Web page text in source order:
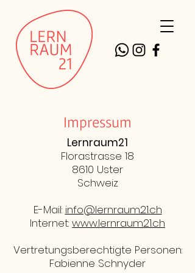
Impressum
Lernraum21
Florastrasse 18
8610 Uster
Schweiz
E-Mail: info@lernraum21.ch
Internet: www.lernraum21.ch
Vertretungsberechtigte Personen:
Fabienne Schnyder